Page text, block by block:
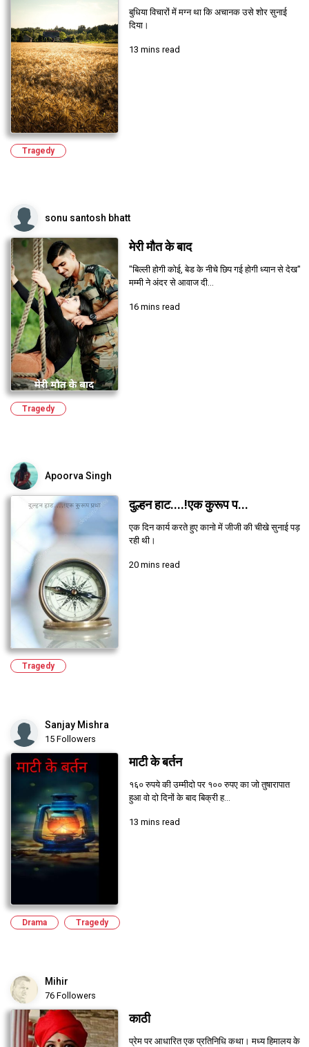
बुधिया विचारों में मग्न था कि अचानक उसे शोर सुनाई
दिया।
13 mins read
Tragedy
sonu santosh bhatt
मेरी मौत के बाद
"बिल्ली होगी कोई, बेड के नीचे छिप गई होगी ध्यान से देख"
मम्मी ने अंदर से आवाज दी...
16 mins read
Tragedy
Apoorva Singh
दुल्हन हाट....!एक कुरूप प...
एक दिन कार्य करते हुए कानो में जीजी की चीखे सुनाई पड़
रही थी।
20 mins read
Tragedy
Sanjay Mishra
15 Followers
माटी के बर्तन
१६० रुपये की उम्मीदो पर १०० रुपए का जो तुषारापात
हुआ वो दो दिनों के बाद बिक्री ह...
13 mins read
Drama Tragedy
Mihir
76 Followers
काठी
प्रेम पर आधारित एक प्रतिनिधि कथा। मध्य हिमालय के